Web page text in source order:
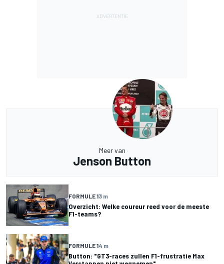
Meer van
Jenson Button
FORMULE 13 m
Overzicht: Welke coureur reed voor de meeste
F1-teams?
FORMULE 14 m
Button: "GT3-races zullen F1-frustratie Max